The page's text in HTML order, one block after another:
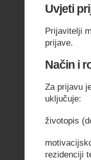
Uvjeti
Prijavitelji
prijave.
Način i
Za prijavu
uključuje:
životopis
rezidenciji